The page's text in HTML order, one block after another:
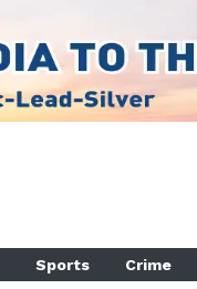
Sports Crime